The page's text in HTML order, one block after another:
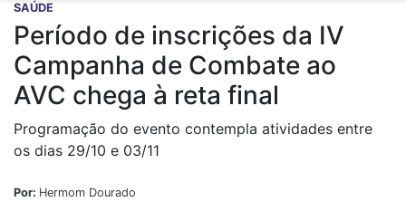
SAÚDE
Período de inscrições da IV
Campanha de Combate ao
AVC chega à reta final
Programação do evento contempla atividades entre
os dias 29/10 e 03/11
Por: Hermom Dourado